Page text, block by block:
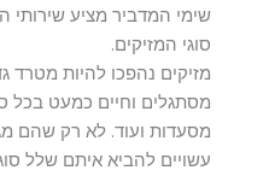
שימי המדביר מציע שירותי
סוגי המזיקים.
מזיקים נהפכו להיות מטרד
מסתגלים וחיים כמעט בכל
מסעדות ועוד. לא רק שהם
עשויים להביא איתם שלל